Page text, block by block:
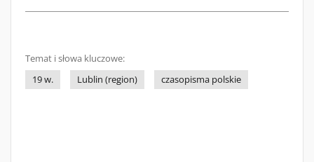
Temat i słowa kluczowe:
19 w.
Lublin (region) czasopisma polskie